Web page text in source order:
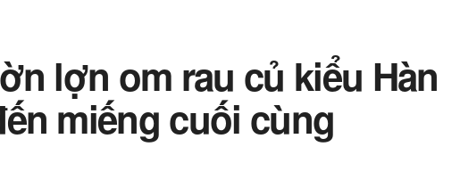
lợn om rau củ kiểu Hàn
miếng cuối cùng